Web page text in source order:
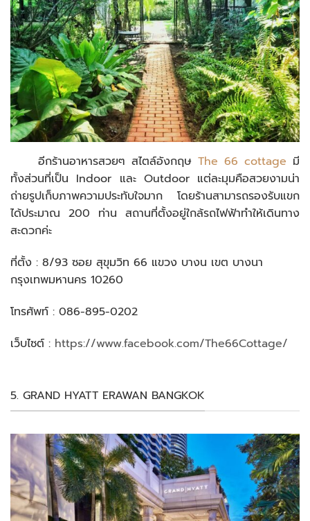
อีกร้านอาหารสวยๆ สไตล์อังกฤษ The 66 cottage มี
ทั้งส่วนที่เป็น Indoor และ Outdoor แต่ละมุมคือสวยงามน่า
ถ่ายรูปเก็บภาพความประทับใจมาก โดยร้านสามารถรองรับแขก
ได้ประมาณ 200 ท่าน สถานที่ตั้งอยู่ใกล้รถไฟฟ้าทำให้เดินทาง
สะดวกค่ะ
ที่ตั้ง : 8/93 ซอย สุขุมวิท 66 แขวง บางน เขต บางนา
กรุงเทพมหานคร 10260
โทรศัพท์ : 086-895-0202
เว็บไซต์ : https://www.facebook.com/The66Cottage/
5. GRAND HYATT ERAWAN BANGKOK